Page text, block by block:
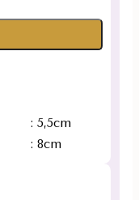
: 5,5cm
: 8cm